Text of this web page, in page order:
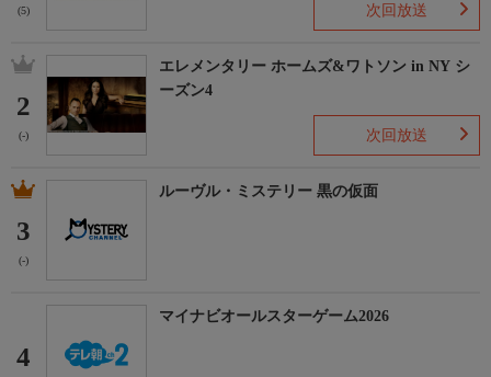
(5) 次回放送
2
(-)
エレメンタリー ホームズ&ワトソン in NY シ
ーズン4
次回放送
3
(-)
ルーヴル・ミステリー 黒の仮面
4
マイナビオールスターゲーム2026